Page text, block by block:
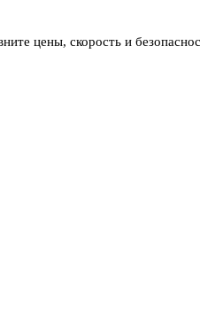
цены, скорость и